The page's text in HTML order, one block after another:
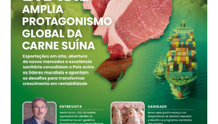
Vermelho
R$ 159,31
cx
Ovo Branco - Regional
Bastos (SP)
R$ 134,42
cx
Ovo Vermelho - Regional
Bastos (SP)
R$ 148,56